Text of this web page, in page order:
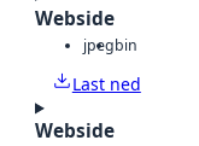
Webside
jpegbin
Last ned
Webside